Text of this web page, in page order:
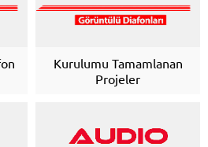
Kurulumu Tamamlanan
Projeler